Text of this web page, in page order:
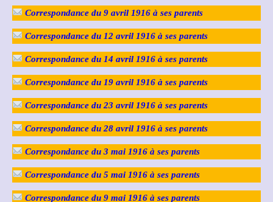
Correspondance du 9 avril 1916 à ses parents
Correspondance du 12 avril 1916 à ses parents
Correspondance du 14 avril 1916 à ses parents
Correspondance du 19 avril 1916 à ses parents
Correspondance du 23 avril 1916 à ses parents
Correspondance du 28 avril 1916 à ses parents
Correspondance du 3 mai 1916 à ses parents
Correspondance du 5 mai 1916 à ses parents
Correspondance du 9 mai 1916 à ses parents